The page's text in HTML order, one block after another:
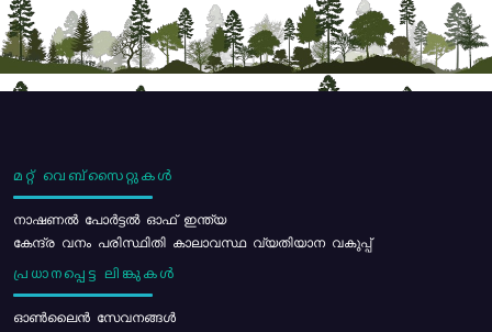
മറ്റ് വെബ്സൈറ്റുകൾ
നാഷണൽ പോർട്ടൽ ഓഫ് ഇന്ത്യ
കേന്ദ്ര വനം പരിസ്ഥിതി കാലാവസ്ഥ വ്യതിയാന വകുപ്പ്
പ്രധാനപ്പെട്ട ലിങ്കുകൾ
ഓൺലൈൻ സേവനങ്ങൾ